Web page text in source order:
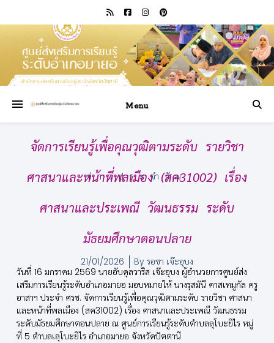
Menu
ข่าวประจำวัน
จัดการเรียนรู้เพื่อคุณวุฒิตามระดับ รายวิชา
ศาสนาและหน้าที่พลเมือง (สค31002) เรื่อง
ศาสนาและประเพณี วัฒนธรรม ระดับ
มัธยมศึกษาตอนปลาย
21/01/2026 By รอซา เจ๊ะอุบง
วันที่ 16 มกราคม 2569 นายอับดุลวาริส เจ๊ะอุบง ผู้อำนวยการศูนย์ส่ง
เสริมการเรียนรู้ระดับอำเภอมายอ มอบหมายให้ นางรุสมันี คาสเทมูกัล ครู
อาสาฯ ประจำ ศรช. จัดการเรียนรู้เพื่อคุณวุฒิตามระดับ รายวิชา ศาสนา
และหน้าที่พลเมือง (สค31002) เรื่อง ศาสนาและประเพณี วัฒนธรรม
ระดับมัธยมศึกษาตอนปลาย ณ ศูนย์การเรียนรู้ระดับตำบลลุโบะยิไร หมู่
ที่ 5 ตำบลเลุโบะยิไร อำเภอมายอ จังหวัดปัตตานี